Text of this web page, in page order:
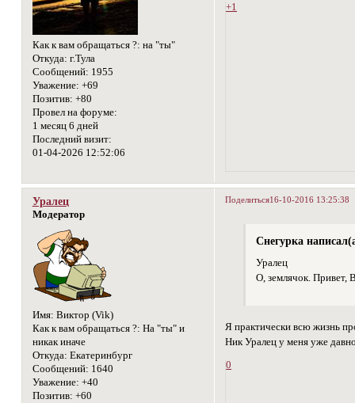
Как к вам обращаться ?: на "ты"
Откуда: г.Тула
Сообщений: 1955
Уважение: +69
Позитив: +80
Провел на форуме:
1 месяц 6 дней
Последний визит:
01-04-2026 12:52:06
+1
Поделиться16-10-2016 13:25:38
Уралец
Модератор
Имя: Виктор (Vik)
Как к вам обращаться ?: На "ты" и
никак иначе
Откуда: Екатеринбург
Сообщений: 1640
Уважение: +40
Позитив: +60
Снегурка
Уралец
О, землячок. Привет,
Я практически всю жизнь
Ник Уралец у меня уже
0